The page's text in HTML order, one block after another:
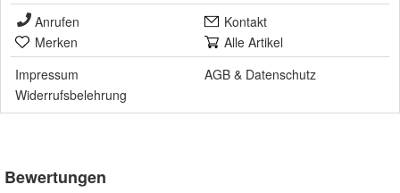
Anrufen
Kontakt
Merken
Alle Artikel
Impressum
AGB & Datenschutz
Widerrufsbelehrung
Bewertungen